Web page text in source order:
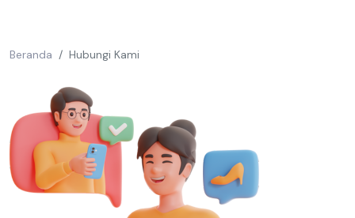
Beranda Hubungi Kami